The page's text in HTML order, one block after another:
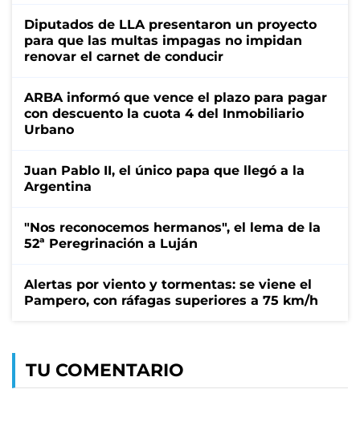
Diputados de LLA presentaron un proyecto
para que las multas impagas no impidan
renovar el carnet de conducir
ARBA informó que vence el plazo para pagar
con descuento la cuota 4 del Inmobiliario
Urbano
Juan Pablo II, el único papa que llegó a la
Argentina
"Nos reconocemos hermanos", el lema de la
52ª Peregrinación a Luján
Alertas por viento y tormentas: se viene el
Pampero, con ráfagas superiores a 75 km/h
TU COMENTARIO